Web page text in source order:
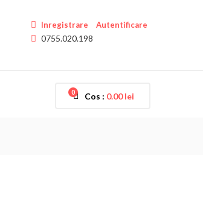
Inregistrare Autentificare
0755.020.198
Cos : 0.00lei
0